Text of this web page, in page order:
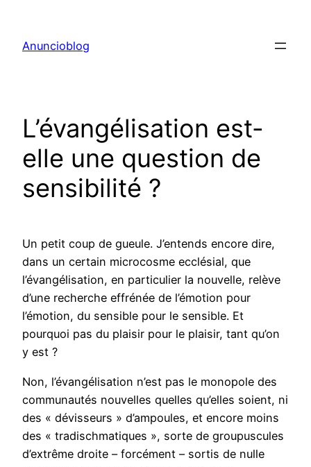
contenu
Anuncioblog
L’évangélisation est-
elle une question de
sensibilité ?
Un petit coup de gueule. J’entends encore dire,
dans un certain microcosme ecclésial, que
l’évangélisation, en particulier la nouvelle, relève
d’une recherche effrénée de l’émotion pour
l’émotion, du sensible pour le sensible. Et
pourquoi pas du plaisir pour le plaisir, tant qu’on
y est ?
Non, l’évangélisation n’est pas le monopole des
communautés nouvelles quelles qu’elles soient, ni
des « dévisseurs » d’ampoules, et encore moins
des « tradischmatiques », sorte de groupuscules
d’extrême droite – forcément – sortis de nulle